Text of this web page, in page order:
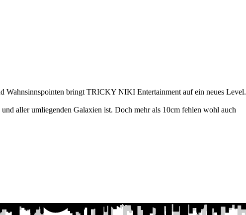
Wahnsinnspointen bringt TRICKY NIKI Entertainment auf ein neues Level.
aller umliegenden Galaxien ist. Doch mehr als 10cm fehlen wohl auch